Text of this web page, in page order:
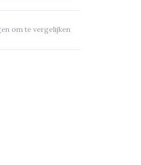
om te vergelijken